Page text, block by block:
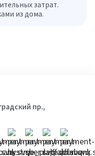
затрат.
из дома.
пр.,